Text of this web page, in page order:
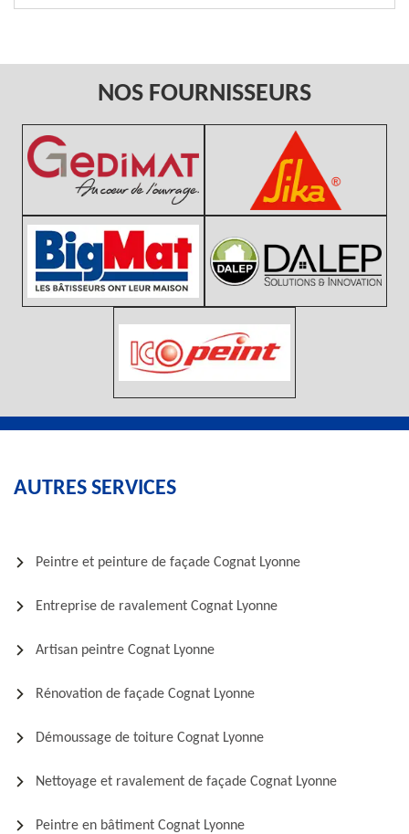
NOS FOURNISSEURS
AUTRES SERVICES
Peintre et peinture de façade Cognat Lyonne
Entreprise de ravalement Cognat Lyonne
Artisan peintre Cognat Lyonne
Rénovation de façade Cognat Lyonne
Démoussage de toiture Cognat Lyonne
Nettoyage et ravalement de façade Cognat Lyonne
Peintre en bâtiment Cognat Lyonne